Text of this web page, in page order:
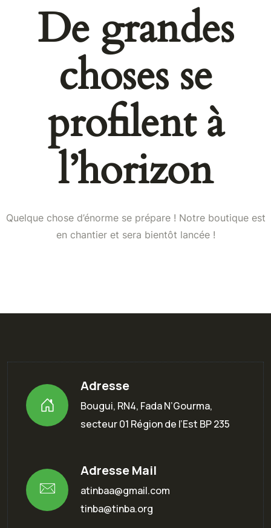
De grandes
choses se
profilent à
l’horizon
Quelque chose d’énorme se prépare ! Notre boutique est
en chantier et sera bientôt lancée !
Adresse
Bougui, RN4, Fada N’Gourma,
secteur 01 Région de l’Est BP 235
Adresse Mail
atinbaa@gmail.com
tinba@tinba.org